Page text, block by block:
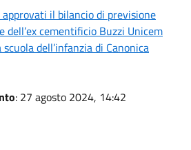
il bilancio di previsione
dell’ex cementificio Buzzi Unicem
dell’infanzia di Canonica
: 27 agosto 2024, 14:42